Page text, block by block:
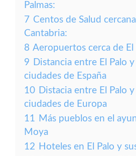
Palmas:
7 Centos de Salud
Cantabria:
8 Aeropuertos cerca de El
9 Distancia entre El Palo
ciudades de España
10 Distacia entre El Palo
ciudades de Europa
11 Más pueblos en el
Moya
12 Hoteles en El Palo y